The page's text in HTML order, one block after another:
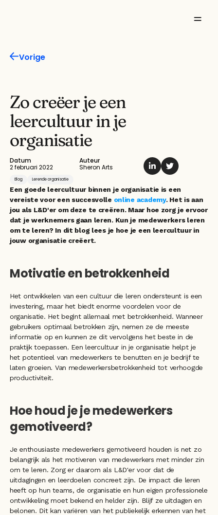
Vorige
Datum
2 februari 2022
Auteur
Sheron Arts
Blog Lerende organisatie
Zo creëer je een
leercultuur in je
organisatie
Een goede leercultuur binnen je organisatie is een
vereiste voor een succesvolle online academy. Het is aan
jou als L&D'er om deze te creëren. Maar hoe zorg je ervoor
dat je werknemers gaan leren. Kun je medewerkers leren
om te leren? In dit blog lees je hoe je een leercultuur in
jouw organisatie creëert.
Motivatie en betrokkenheid
Het ontwikkelen van een cultuur die leren ondersteunt is een
investering, maar het biedt enorme voordelen voor de
organisatie. Het begint allemaal met betrokkenheid. Wanneer
gebruikers optimaal betrokken zijn, nemen ze de meeste
informatie op en kunnen ze dit vervolgens het beste in de
praktijk toepassen. Een leercultuur in je organisatie helpt je
het potentieel van medewerkers te benutten en je bedrijf te
laten groeien. Van medewerkersbetrokkenheid tot verhoogde
productiviteit.
Hoe houd je je medewerkers
gemotiveerd?
Je enthousiaste medewerkers gemotiveerd houden is net zo
belangrijk als het motiveren van medewerkers met minder zin
om te leren. Zorg er daarom als L&D'er voor dat de
uitdagingen en leerdoelen concreet zijn. De impact die leren
heeft op hun teams, de organisatie en hun eigen professionele
ontwikkeling moet bekend en helder zijn. Blijf ze uitdagen en
belonen. Dit kan variëren van het publiekelijk erkennen van het
Oplossingen
Inspiratie
Over ons
Product